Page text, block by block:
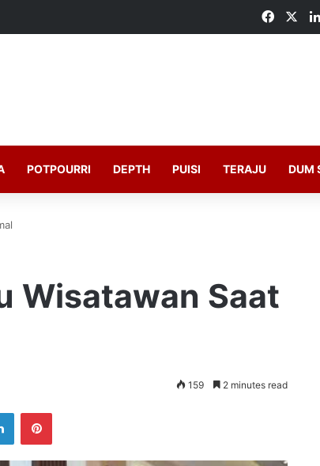
POTPOURRI DEPTH PUISI TERAJU DUM
Wisatawan Saat
159 2 minutes read
LinkedInPinterest